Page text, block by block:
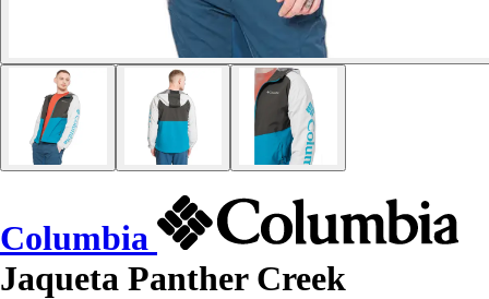
Columbia
Jaqueta Panther Creek